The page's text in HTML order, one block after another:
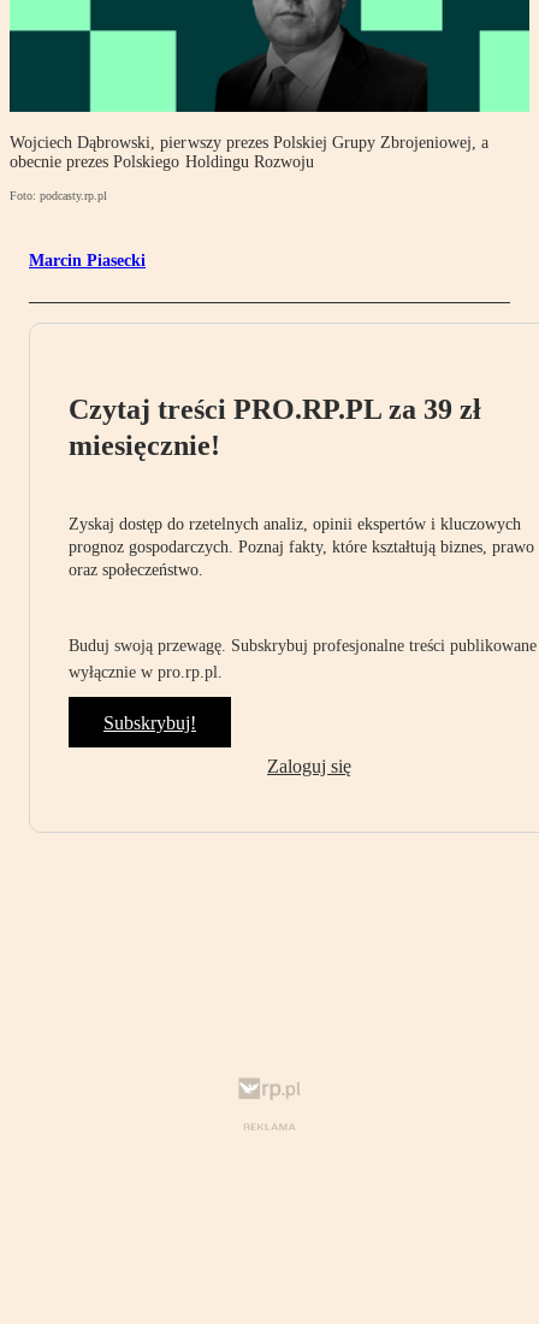
Wojciech Dąbrowski, pierwszy prezes Polskiej Grupy Zbrojeniowej, a
obecnie prezes Polskiego Holdingu Rozwoju
Foto: podcasty.rp.pl
Marcin Piasecki
Czytaj treści PRO.RP.PL za 39 zł
miesięcznie!
Zyskaj dostęp do rzetelnych analiz, opinii ekspertów i kluczowych
prognoz gospodarczych. Poznaj fakty, które kształtują biznes, prawo
oraz społeczeństwo.
Buduj swoją przewagę. Subskrybuj profesjonalne treści publikowane
wyłącznie w pro.rp.pl.
Subskrybuj!
Zaloguj się